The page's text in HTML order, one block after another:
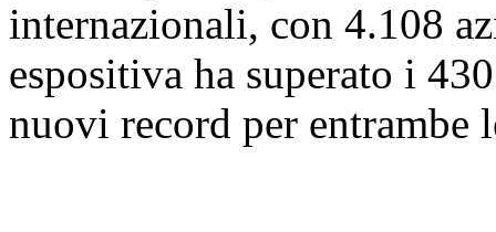
internazionali, con 4.108
espositiva ha superato i
nuovi record per entrambe